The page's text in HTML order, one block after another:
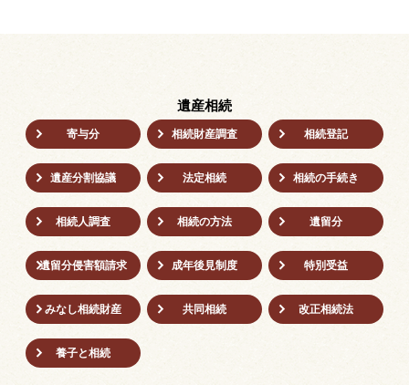
遺産相続
寄与分 相続財産調査 相続登記
遺産分割協議 法定相続 相続の⼿続き
相続人調査 相続の方法 遺留分
遺留分侵害額請求 成年後⾒制度 特別受益
みなし相続財産 共同相続 改正相続法
養子と相続